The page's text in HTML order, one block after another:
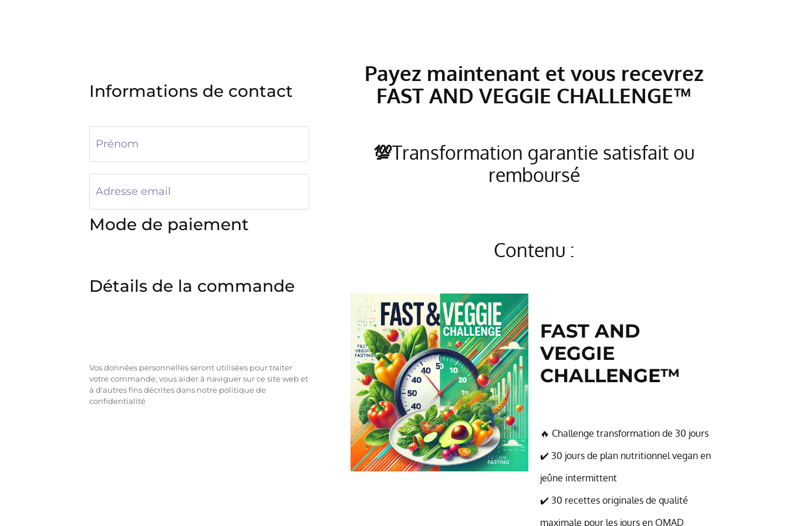
Informations de contact
Mode de paiement
Détails de la commande
Vos données personnelles seront utilisées pour traiter
votre commande, vous aider à naviguer sur ce site web et
à d'autres fins décrites dans notre politique de
confidentialité
Payez maintenant et vous recevrez
FAST AND VEGGIE CHALLENGE™
💯Transformation garantie satisfait ou
remboursé
Contenu :
FAST AND
VEGGIE
CHALLENGE™
🔥 Challenge transformation de 30 jours
✔️ 30 jours de plan nutritionnel vegan en
jeûne intermittent
✔️ 30 recettes originales de qualité
maximale pour les jours en OMAD